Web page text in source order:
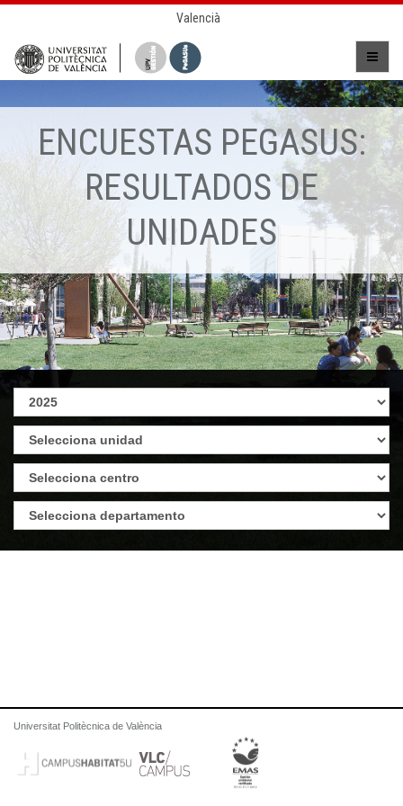
Valencià
ENCUESTAS PEGASUS:
RESULTADOS DE
UNIDADES
Universitat Politècnica de València